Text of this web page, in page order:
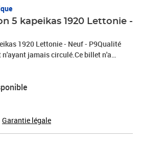
5 kapeikas 1920 Lettonie -
1920 Lettonie - Neuf - P9Qualité
jamais circulé.Ce billet n'a
pas trou d'épingle ni pliure.
Garantie légale